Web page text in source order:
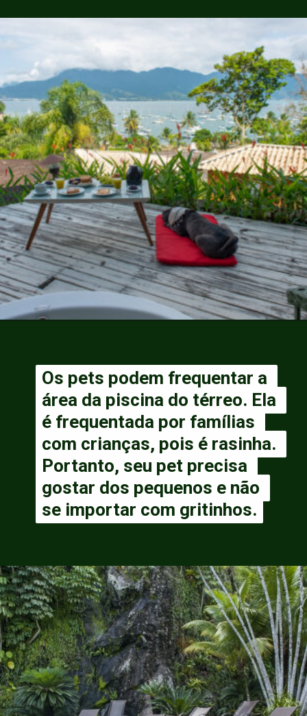
Os pets podem frequentar a
área da piscina do térreo. Ela
é frequentada por famílias
com crianças, pois é rasinha.
Portanto, seu pet precisa
gostar dos pequenos e não
se importar com gritinhos.
Os pets podem frequentar a
área da piscina do térreo. Ela
é frequentada por famílias
com crianças, pois é rasinha.
Portanto, seu pet precisa
gostar dos pequenos e não
se importar com gritinhos.